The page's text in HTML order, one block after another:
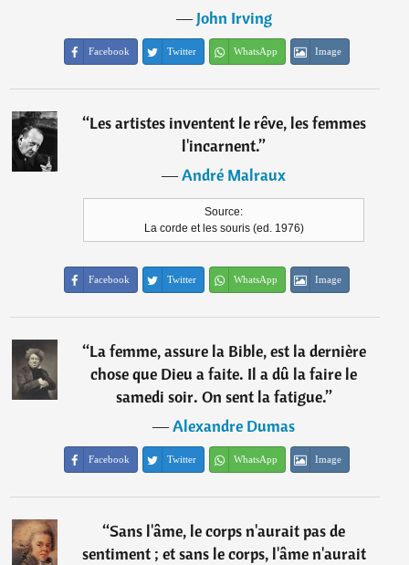
―John Irving
Facebook Twitter WhatsApp Image
“Les artistes inventent le rêve, les femmes
l'incarnent.”
―André Malraux
Source:
La corde et les souris (ed. 1976)
Facebook Twitter WhatsApp Image
“La femme, assure la Bible, est la dernière
chose que Dieu a faite. Il a dû la faire le
samedi soir. On sent la fatigue.”
―Alexandre Dumas
Facebook Twitter WhatsApp Image
“Sans l'âme, le corps n'aurait pas de
sentiment ; et sans le corps, l'âme n'aurait